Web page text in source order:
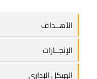
الأهــداف
الإنجــازات
الهيكل الإدارى